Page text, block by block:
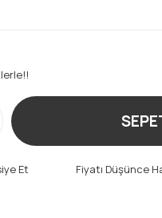
Et Fiyatı Düşünce